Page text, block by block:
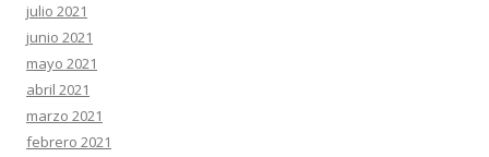
julio 2021
junio 2021
mayo 2021
abril 2021
marzo 2021
febrero 2021